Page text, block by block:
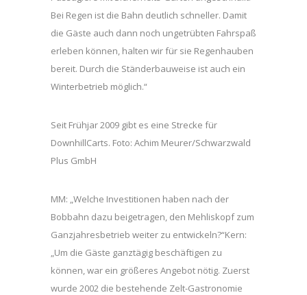
Bei Regen ist die Bahn deutlich schneller. Damit
die Gäste auch dann noch ungetrübten Fahrspaß
erleben können, halten wir für sie Regenhauben
bereit. Durch die Ständerbauweise ist auch ein
Winterbetrieb möglich.“
Seit Frühjar 2009 gibt es eine Strecke für
DownhillCarts. Foto: Achim Meurer/Schwarzwald
Plus GmbH
MM: „Welche Investitionen haben nach der
Bobbahn dazu beigetragen, den Mehliskopf zum
Ganzjahresbetrieb weiter zu entwickeln?“Kern:
„Um die Gäste ganztägig beschäftigen zu
können, war ein größeres Angebot nötig. Zuerst
wurde 2002 die bestehende Zelt-Gastronomie